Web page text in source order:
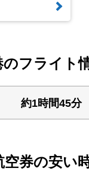
フライト
約1時間45分
券の安い